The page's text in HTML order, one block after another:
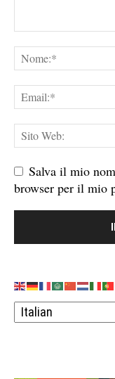
Salva il mio
browser per il mio